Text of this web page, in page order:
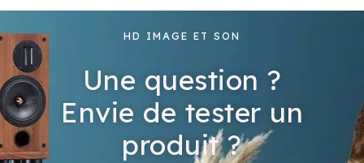
HD IMAGE ET SON
Une question ?
Envie de tester un
produit ?